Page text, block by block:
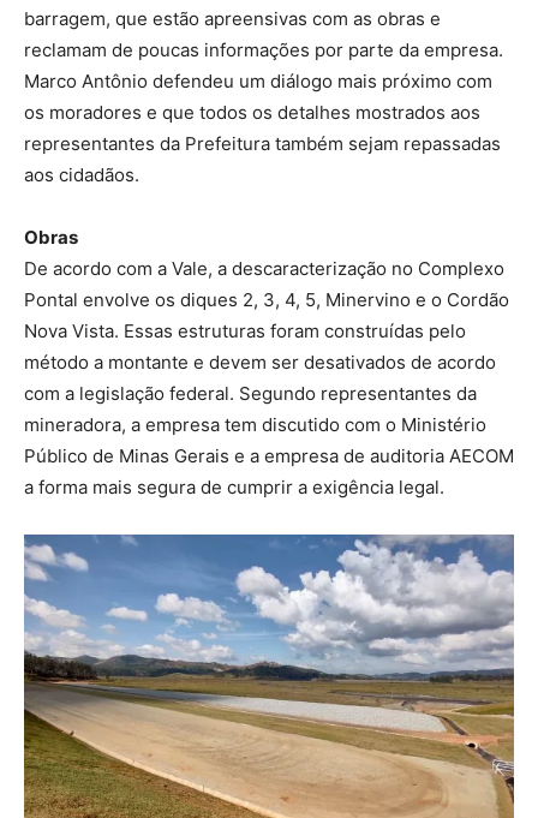
barragem, que estão apreensivas com as obras e
reclamam de poucas informações por parte da empresa.
Marco Antônio defendeu um diálogo mais próximo com
os moradores e que todos os detalhes mostrados aos
representantes da Prefeitura também sejam repassadas
aos cidadãos.
Obras
De acordo com a Vale, a descaracterização no Complexo
Pontal envolve os diques 2, 3, 4, 5, Minervino e o Cordão
Nova Vista. Essas estruturas foram construídas pelo
método a montante e devem ser desativados de acordo
com a legislação federal. Segundo representantes da
mineradora, a empresa tem discutido com o Ministério
Público de Minas Gerais e a empresa de auditoria AECOM
a forma mais segura de cumprir a exigência legal.